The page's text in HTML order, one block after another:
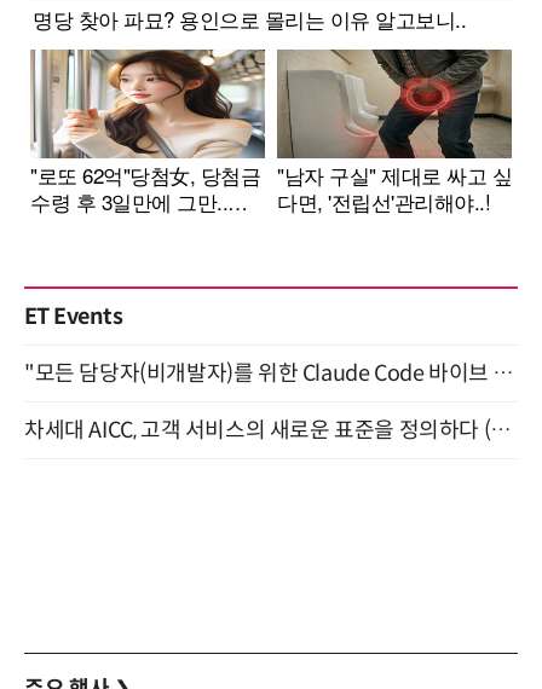
ET Events
"모든 담당자(비개발자)를 위한 Claude Code 바이브 코딩 2-day 부트캠프" 9월 16~17일 개최
차세대 AICC, 고객 서비스의 새로운 표준을 정의하다 (9/9)